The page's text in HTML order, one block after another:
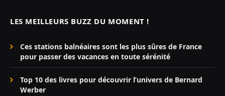
LES MEILLEURS BUZZ DU MOMENT !
Ces stations balnéaires sont les plus sûres de France
pour passer des vacances en toute sérénité
Top 10 des livres pour découvrir l’univers de Bernard
Werber